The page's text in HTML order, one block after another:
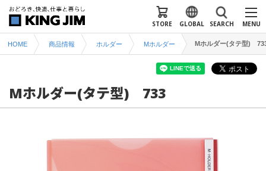
MENU
SEARCH
GLOBAL
STORE
HOME 商品情報 ホルダー Mホルダー Mホルダー(タテ型)
Mホルダー(タテ型) 733